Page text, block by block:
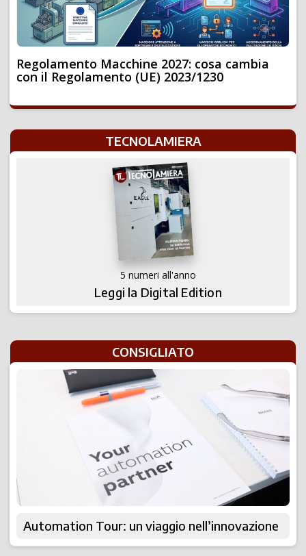
Regolamento Macchine 2027: cosa cambia
con il Regolamento (UE) 2023/1230
TECNOLAMIERA
5 numeri all'anno
Leggi la Digital Edition
CONSIGLIATO
Automation Tour: un viaggio nell’innovazione